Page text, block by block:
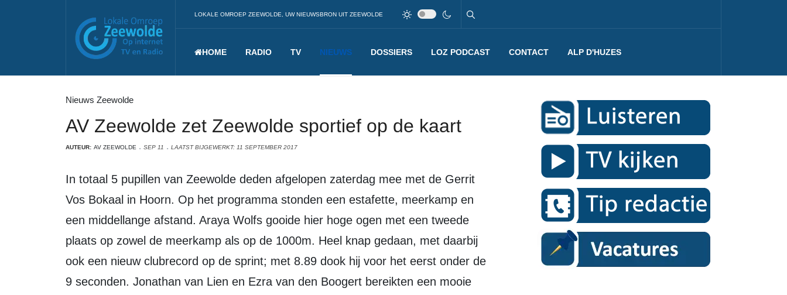
LOKALE OMROEP ZEEWOLDE, UW NIEUWSBRON UIT ZEEWOLDE
HOME RADIO TV NIEUWS DOSSIERS LOZ PODCAST CONTACT ALP D'HUZES
Nieuws Zeewolde
AV Zeewolde zet Zeewolde sportief op de kaart
AUTEUR: AV ZEEWOLDE SEP 11 LAATST BIJGEWERKT: 11 SEPTEMBER 2017
In totaal 5 pupillen van Zeewolde deden afgelopen zaterdag mee met de Gerrit
Vos Bokaal in Hoorn. Op het programma stonden een estafette, meerkamp en
een middellange afstand. Araya Wolfs gooide hier hoge ogen met een tweede
plaats op zowel de meerkamp als op de 1000m. Heel knap gedaan, met daarbij
ook een nieuw clubrecord op de sprint; met 8.89 dook hij voor het eerst onder de
9 seconden. Jonathan van Lien en Ezra van den Boogert bereikten een mooie